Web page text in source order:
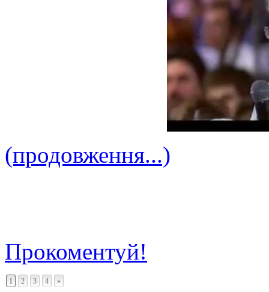
(продовження...)
Прокоментуй!
1 2 3 4 »